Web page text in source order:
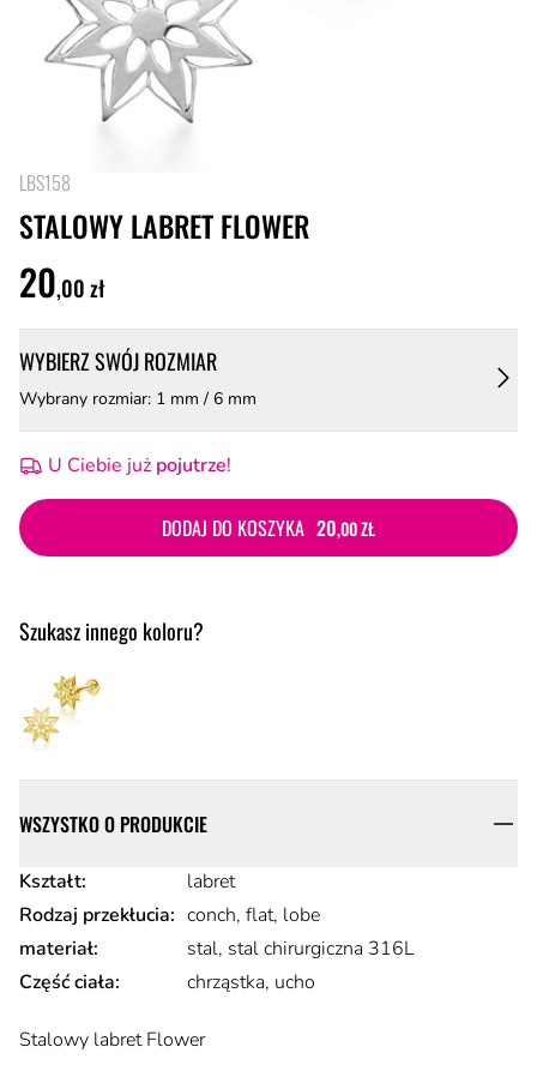
LBS158
STALOWY LABRET FLOWER
20,00 zł
WYBIERZ SWÓJ ROZMIAR
Wybrany rozmiar: 1 mm / 6 mm
U Ciebie już pojutrze!
DODAJ DO KOSZYKA 20,00 ZŁ
Szukasz innego koloru?
WSZYSTKO O PRODUKCIE
Atrybuty produktu
Kształt:
labret
Rodzaj przekłucia: conch, flat, lobe
materiał:
stal, stal chirurgiczna 316L
Część ciała:
chrząstka, ucho
Stalowy labret Flower